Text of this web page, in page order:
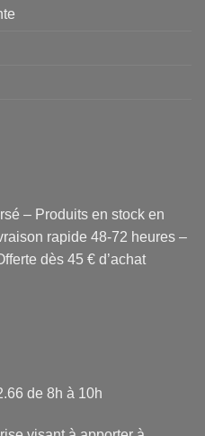
– Produits en stock en
rapide 48-72 heures –
dès 45 € d’achat
de 8h à 10h